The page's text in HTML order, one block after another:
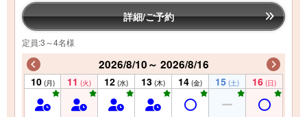
詳細/ご予約
定員:3～4名様
2026/8/10～ 2026/8/16
10 (月) 11 (火) 12 (水) 13 (木) 14 (金) 15 (土) 16 (日)